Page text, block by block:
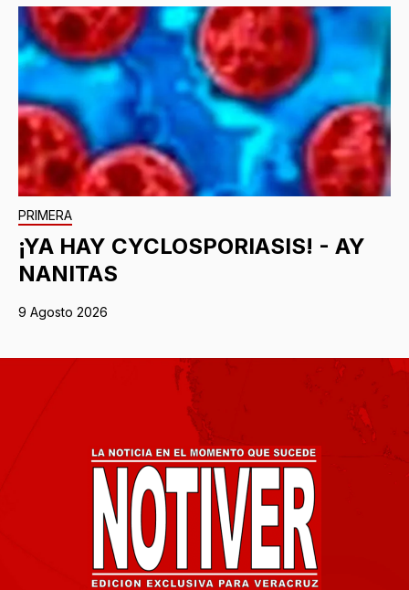
PRIMERA
¡YA HAY CYCLOSPORIASIS! - AY
NANITAS
9 Agosto 2026